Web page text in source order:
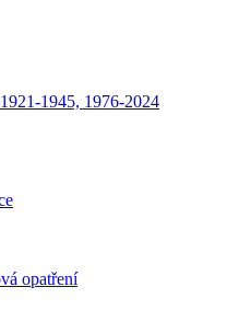
1945, 1976-2024
opatření